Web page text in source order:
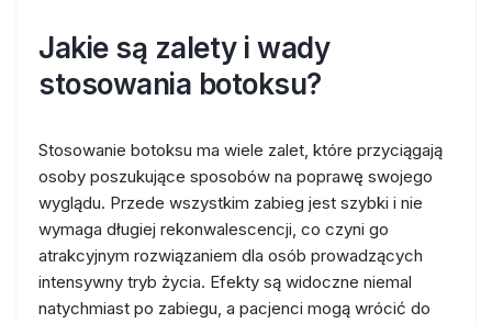
Jakie są zalety i wady
stosowania botoksu?
Stosowanie botoksu ma wiele zalet, które przyciągają
osoby poszukujące sposobów na poprawę swojego
wyglądu. Przede wszystkim zabieg jest szybki i nie
wymaga długiej rekonwalescencji, co czyni go
atrakcyjnym rozwiązaniem dla osób prowadzących
intensywny tryb życia. Efekty są widoczne niemal
natychmiast po zabiegu, a pacjenci mogą wrócić do